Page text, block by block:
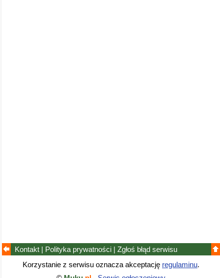
Kontakt | Polityka prywatności | Zgłoś błąd serwisu
Korzystanie z serwisu oznacza akceptację regulaminu.